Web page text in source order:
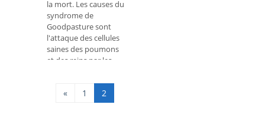
la mort. Les causes du
syndrome de
Goodpasture sont
l'attaque des cellules
saines des poumons
et des reins par les
les anticorps du corps.
Le ta« 1 2